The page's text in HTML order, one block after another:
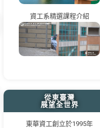
資工系精選課程介紹
從東臺灣
展望全世界
東華資工創立於1995年